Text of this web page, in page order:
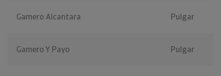
Gamero Alcantara Pulgar
Gamero Y Payo Pulgar